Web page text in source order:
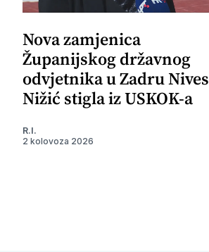
Nova zamjenica
Županijskog državnog
odvjetnika u Zadru Nives
Nižić stigla iz USKOK-a
R.I.
2 kolovoza 2026